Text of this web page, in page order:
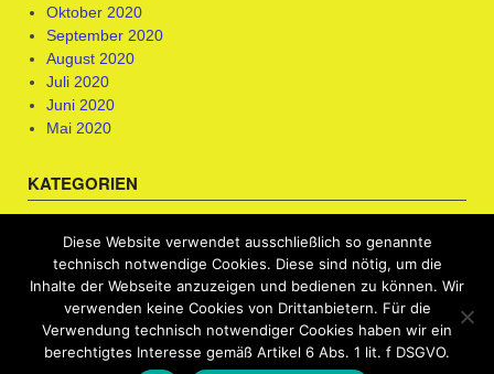
Oktober 2020
September 2020
August 2020
Juli 2020
Juni 2020
Mai 2020
KATEGORIEN
Bewerbungscoaching
Uncategorized
Diese Website verwendet ausschließlich so genannte
technisch notwendige Cookies. Diese sind nötig, um die
Inhalte der Webseite anzuzeigen und bedienen zu können. Wir
verwenden keine Cookies von Drittanbietern. Für die
Verwendung technisch notwendiger Cookies haben wir ein
berechtigtes Interesse gemäß Artikel 6 Abs. 1 lit. f DSGVO.